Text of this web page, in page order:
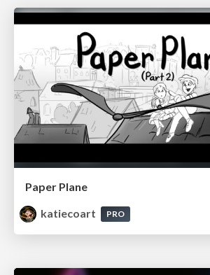
Paper Plane
katiecoart
PRO